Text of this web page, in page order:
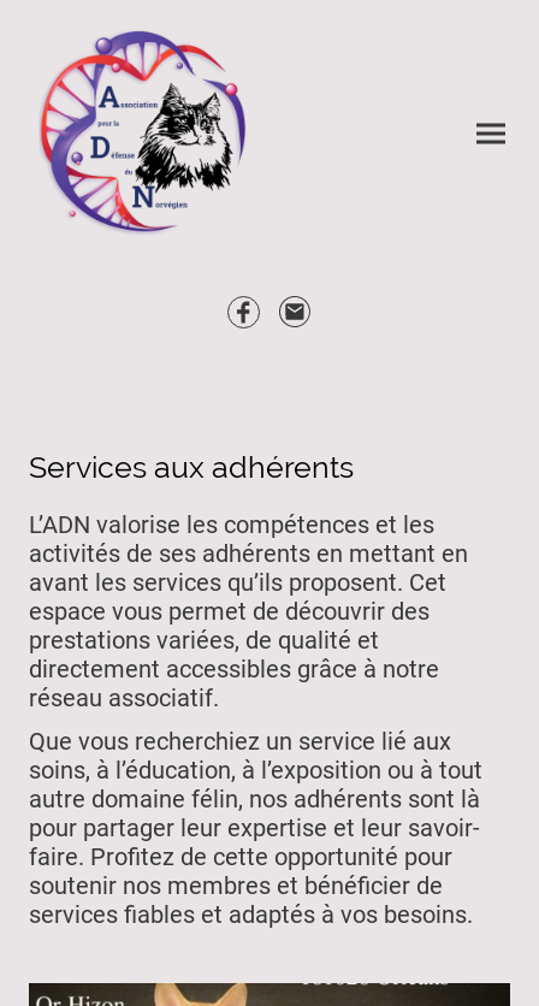
Services aux adhérents
L’ADN valorise les compétences et les
activités de ses adhérents en mettant en
avant les services qu’ils proposent. Cet
espace vous permet de découvrir des
prestations variées, de qualité et
directement accessibles grâce à notre
réseau associatif.
Que vous recherchiez un service lié aux
soins, à l’éducation, à l’exposition ou à tout
autre domaine félin, nos adhérents sont là
pour partager leur expertise et leur savoir-
faire. Profitez de cette opportunité pour
soutenir nos membres et bénéficier de
services fiables et adaptés à vos besoins.